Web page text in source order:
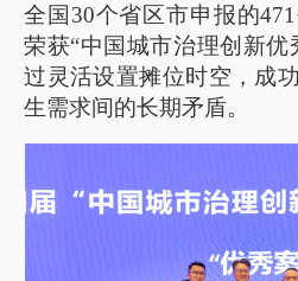
全国30个省区市申报的
荣获“中国城市治理创新优
过灵活设置摊位时空，成
生需求间的长期矛盾。